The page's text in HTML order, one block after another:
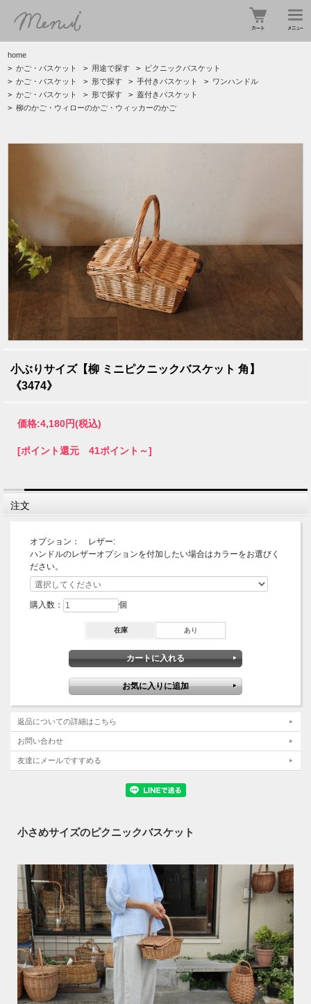
home
> かご・バスケット > 用途で探す > ピクニックバスケット
> かご・バスケット > 形で探す > 手付きバスケット > ワンハンドル
> かご・バスケット > 形で探す > 蓋付きバスケット
> 柳のかご・ウィローのかご・ウィッカーのかご
小ぶりサイズ【柳 ミニピクニックバスケット 角】
《3474》
価格:4,180円(税込)
[ポイント還元 41ポイント～]
注文
オプション： レザー:
ハンドルのレザーオプションを付加したい場合はカラーをお選びく
ださい。
購入数： 個
在庫 あり
返品についての詳細はこちら
お問い合わせ
友達にメールですすめる
小さめサイズのピクニックバスケット